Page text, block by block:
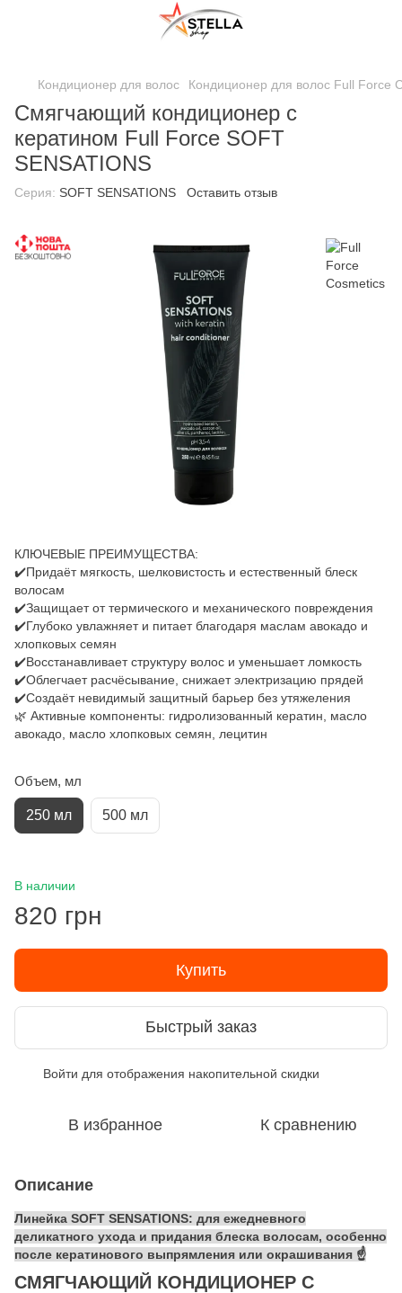
Кондиционер для волос Кондиционер для волос Full Force
Смягчающий кондиционер с
кератином Full Force SOFT
SENSATIONS
Серия: SOFT SENSATIONS Оставить отзыв
КЛЮЧЕВЫЕ ПРЕИМУЩЕСТВА:
✔️Придаёт мягкость, шелковистость и естественный блеск
волосам
✔️Защищает от термического и механического повреждения
✔️Глубоко увлажняет и питает благодаря маслам авокадо и
хлопковых семян
✔️Восстанавливает структуру волос и уменьшает ломкость
✔️Облегчает расчёсывание, снижает электризацию прядей
✔️Создаёт невидимый защитный барьер без утяжеления
🌿 Активные компоненты: гидролизованный кератин, масло
авокадо, масло хлопковых семян, лецитин
Объем, мл
250 мл 500 мл
В наличии
820 грн
Купить
Быстрый заказ
Войти для отображения накопительной скидки
В избранное К сравнению
Описание
Линейка SOFT SENSATIONS: для ежедневного
деликатного ухода и придания блеска волосам, особенно
после кератинового выпрямления или окрашивания ☝️
СМЯГЧАЮЩИЙ КОНДИЦИОНЕР С